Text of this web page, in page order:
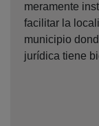
meramente
facilitar la
municipio
jurídica tiene